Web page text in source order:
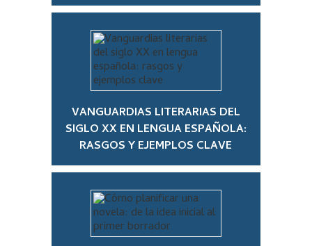
VANGUARDIAS LITERARIAS DEL
SIGLO XX EN LENGUA ESPAÑOLA:
RASGOS Y EJEMPLOS CLAVE